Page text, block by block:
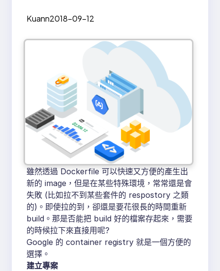
Kuann2018-09-12
雖然透過 Dockerfile 可以快速又方便的產生出
新的 image，但是在某些特殊環境，常常還是會
失敗 (比如拉不到某些套件的 respostory 之類
的)。即使拉的到，卻還是要花很長的時間重新
build。那是否能把 build 好的檔案存起來，需要
的時候拉下來直接用呢?
Google 的 container registry 就是一個方便的
選擇。
建立專案